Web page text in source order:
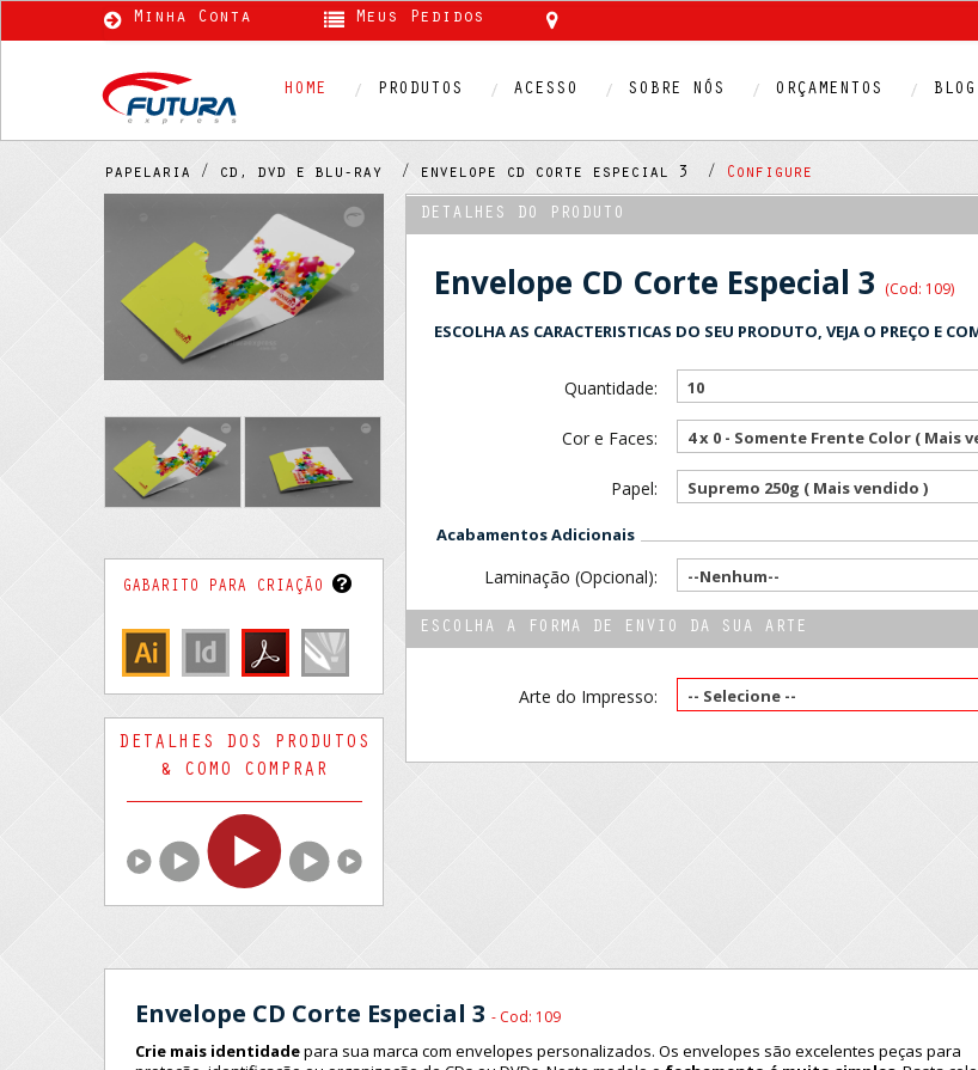
Minha Conta Meus Pedidos
HOME PRODUTOS ACESSO SOBRE NÓS ORÇAMENTOS BLOG
papelaria / cd, dvd e blu-ray / envelope cd corte especial 3 / Configure
GABARITO PARA CRIAÇÃO
DETALHES DOS PRODUTOS
& COMO COMPRAR
DETALHES DO PRODUTO
Envelope CD Corte Especial 3 (Cod: 109)
ESCOLHA AS CARACTERISTICAS DO SEU PRODUTO, VEJA O PREÇO E
Quantidade: 10
Cor e Faces: 4 x 0 - Somente Frente Color ( Mais
Papel: Supremo 250g ( Mais vendido )
Acabamentos Adicionais
Laminação (Opcional): --Nenhum--
ESCOLHA A FORMA DE ENVIO DA SUA ARTE
Arte do Impresso: -- Selecione --
Envelope CD Corte Especial 3 - Cod: 109
Crie mais identidadepara sua marca com envelopes personalizados. Os envelopes são excelentes peças para